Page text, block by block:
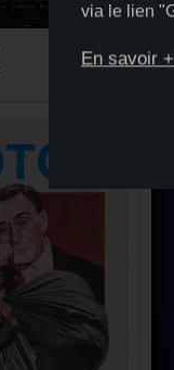
+
via le lien
En savoir